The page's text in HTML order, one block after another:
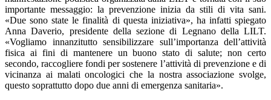
importante messaggio: la prevenzione inizia da stili di vita sani.
«Due sono state le finalità di questa iniziativa», ha infatti spiegato
Anna Daverio, presidente della sezione di Legnano della LILT.
«Vogliamo innanzitutto sensibilizzare sull’importanza dell’attività
fisica ai fini di mantenere un buono stato di salute; non certo
secondo, raccogliere fondi per sostenere l’attività di prevenzione e di
vicinanza ai malati oncologici che la nostra associazione svolge,
questo soprattutto dopo due anni di emergenza sanitaria».